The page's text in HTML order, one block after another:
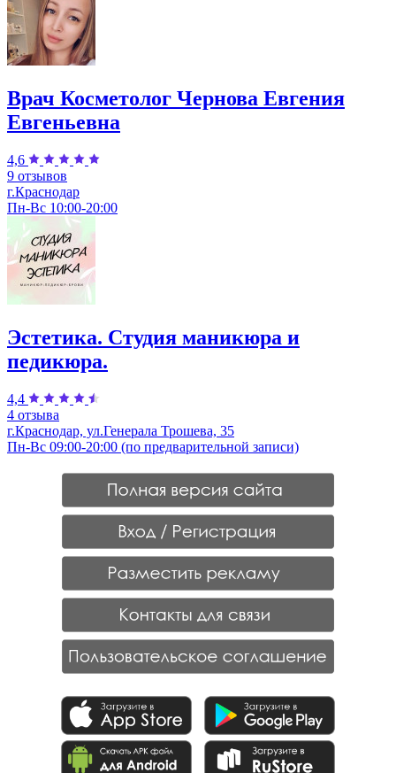
Врач Косметолог Чернова Евгения
Евгеньевна
4,6
9 отзывов
г.Краснодар
Пн-Вс 10:00-20:00
Эстетика. Студия маникюра и
педикюра.
4,4
4 отзыва
г.Краснодар, ул.Генерала Трошева, 35
Пн-Вс 09:00-20:00 (по предварительной записи)